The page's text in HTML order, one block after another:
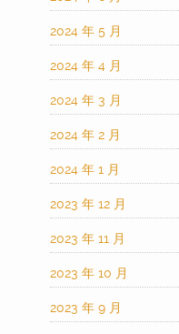
2024 年 5 月
2024 年 4 月
2024 年 3 月
2024 年 2 月
2024 年 1 月
2023 年 12 月
2023 年 11 月
2023 年 10 月
2023 年 9 月